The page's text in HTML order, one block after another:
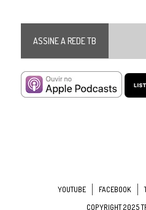
ASSINE A REDE TB
YOUTUBE FACEBOOK
COPYRIGHT 2025